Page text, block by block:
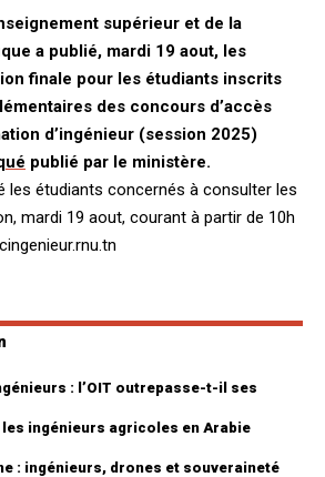
supérieur et de la
a publié, mardi 19 aout, les
finale pour les étudiants inscrits
des concours d’accès
d’ingénieur (session 2025)
publié par le ministère.
les étudiants concernés à consulter les
mardi 19 aout, courant à partir de 10h
: l’OIT outrepasse-t-il ses
ingénieurs agricoles en Arabie
: ingénieurs, drones et souveraineté